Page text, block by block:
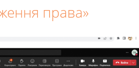
права»